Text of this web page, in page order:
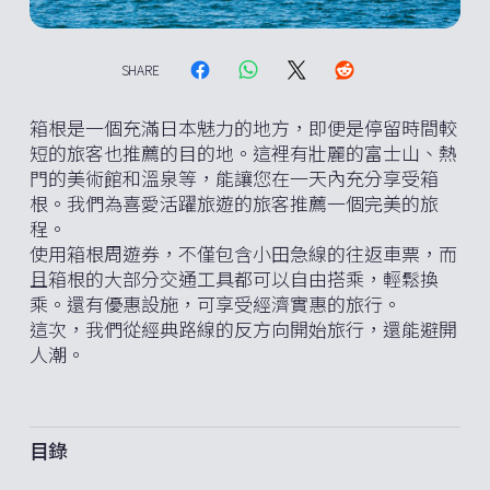
SHARE
箱根是一個充滿日本魅力的地方，即便是停留時間較
短的旅客也推薦的目的地。這裡有壯麗的富士山、熱
門的美術館和溫泉等，能讓您在一天內充分享受箱
根。我們為喜愛活躍旅遊的旅客推薦一個完美的旅
程。
使用箱根周遊券，不僅包含小田急線的往返車票，而
且箱根的大部分交通工具都可以自由搭乘，輕鬆換
乘。還有優惠設施，可享受經濟實惠的旅行。
這次，我們從經典路線的反方向開始旅行，還能避開
人潮。
目錄